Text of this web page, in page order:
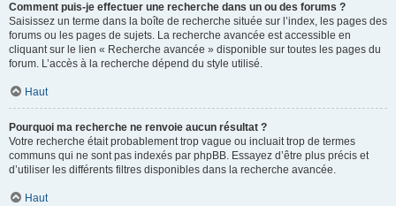
Comment puis-je effectuer une recherche dans un ou des forums ?
Saisissez un terme dans la boîte de recherche située sur l’index, les pages des
forums ou les pages de sujets. La recherche avancée est accessible en
cliquant sur le lien « Recherche avancée » disponible sur toutes les pages du
forum. L’accès à la recherche dépend du style utilisé.
Haut
Pourquoi ma recherche ne renvoie aucun résultat ?
Votre recherche était probablement trop vague ou incluait trop de termes
communs qui ne sont pas indexés par phpBB. Essayez d’être plus précis et
d’utiliser les différents filtres disponibles dans la recherche avancée.
Haut